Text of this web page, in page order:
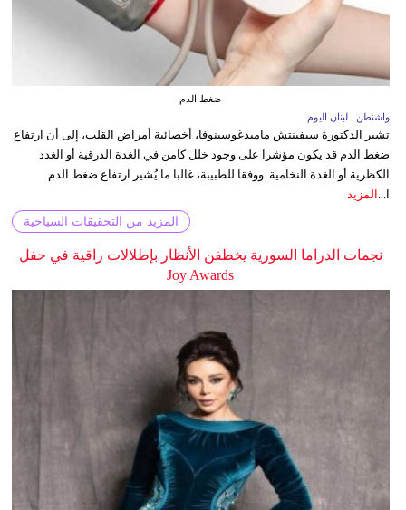
ضغط الدم
واشنطن ـ لبنان اليوم
تشير الدكتورة سيفينتش ماميدغوسينوفا، أخصائية أمراض القلب، إلى أن ارتفاع
ضغط الدم قد يكون مؤشرا على وجود خلل كامن في الغدة الدرقية أو الغدد
الكظرية أو الغدة النخامية. ووفقا للطبيبة، غالبا ما يُشير ارتفاع ضغط الدم
ا... المزيد
المزيد من التحقيقات السياحية
نجمات الدراما السورية يخطفن الأنظار بإطلالات راقية في حفل
Joy Awards